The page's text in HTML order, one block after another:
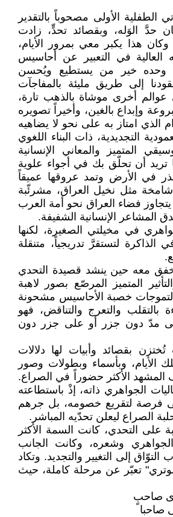
الطفلية الأولى مصحوباً بالتقدير
حدَّ الوَله، وبقصائد تحدٍّ، زادت
وكان هذا يكبر معي بمرور الأيام،
العالية في التعبير عن أحاسيس
وحده خير من يستطيع ويُحسن
إلى طريق مليئة بالمفاجآت
عوالم أخرى موشاة بالذهب تارة،
وإبداع بالغين، وأخيراً تصويره
الذي امتاز به على نحو لا يضاهيه
التجديدية، ذات البناء اللغوي
المتميز والمعاني الإنسانية
تريد أن تحلّق بك في أجواء علوية
في الأرض وتمد عروقها عميقاً
شامخة مثل نخيل العراق، مشرئّبة
فضاء العراق نحو أمة العرب
المشاعر الإنسانية الشفيفة.
في مخيلتي الصغيرة، لكنها
الذاكرة لتستقرَّ تدريجياً، متنقلة
معه حين ينشد قصيدة التحدي
المتميز المرصّع بصور لاهبة
التموجات خصبة الأحاسيس مشحونة
بالتقلب والتعرج والتناقض، فهو
مدّ دون جزر أو على جزر دون
تُختزن بقصائد وأبيات لها دلالات
الأيام، وبأسماء وبطولات وصور
المشهد الأكثر حضوراً في الصراع.
الجواهري ذاته، إذْ باستطاعته
فرصة لتقريع خصومه، بل جرهم
الصراع ليعلن تحدّيه المباشر.
على التحدي، كانت السمة الأكثر
وشعره، وكانت الجانب
التوّاق إلى التغيير والتجديد. وتكاد
تعبّر عن مرحلة كاملة، حيث
صاحبٍ
صاحبا